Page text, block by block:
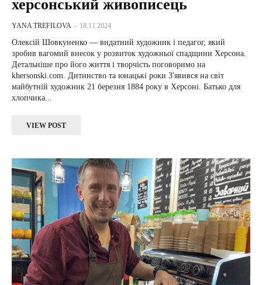
херсонський живописець
YANA TREFILOVA - 18.11.2024
Олексій Шовкуненко — видатний художник і педагог, який
зробив вагомий внесок у розвиток художньої спадщини Херсона.
Детальніше про його життя і творчість поговоримо на
khersonski.com. Дитинство та юнацькі роки З'явився на світ
майбутній художник 21 березня 1884 року в Херсоні. Батько для
хлопчика...
VIEW POST